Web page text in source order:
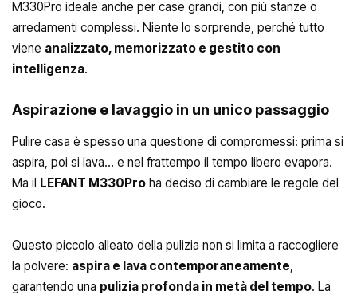
M330Pro ideale anche per case grandi, con più stanze o
arredamenti complessi. Niente lo sorprende, perché tutto
viene analizzato, memorizzato e gestito con
intelligenza.
Aspirazione e lavaggio in un unico passaggio
Pulire casa è spesso una questione di compromessi: prima si
aspira, poi si lava… e nel frattempo il tempo libero evapora.
Ma il LEFANT M330Pro ha deciso di cambiare le regole del
gioco.
Questo piccolo alleato della pulizia non si limita a raccogliere
la polvere: aspira e lava contemporaneamente
garantendo una pulizia profonda in metà del tempo. La